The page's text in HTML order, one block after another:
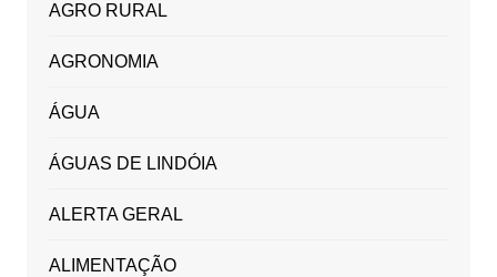
AGRO RURAL
AGRONOMIA
ÁGUA
ÁGUAS DE LINDÓIA
ALERTA GERAL
ALIMENTAÇÃO